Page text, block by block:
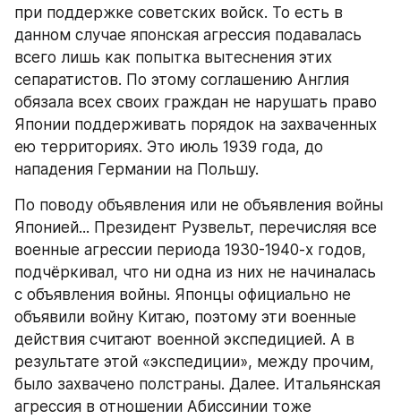
при поддержке советских войск. То есть в
данном случае японская агрессия подавалась
всего лишь как попытка вытеснения этих
сепаратистов. По этому соглашению Англия
обязала всех своих граждан не нарушать право
Японии поддерживать порядок на захваченных
ею территориях. Это июль 1939 года, до
нападения Германии на Польшу.
По поводу объявления или не объявления войны
Японией... Президент Рузвельт, перечисляя все
военные агрессии периода 1930-1940-х годов,
подчёркивал, что ни одна из них не начиналась
с объявления войны. Японцы официально не
объявили войну Китаю, поэтому эти военные
действия считают военной экспедицией. А в
результате этой «экспедиции», между прочим,
было захвачено полстраны. Далее. Итальянская
агрессия в отношении Абиссинии тоже